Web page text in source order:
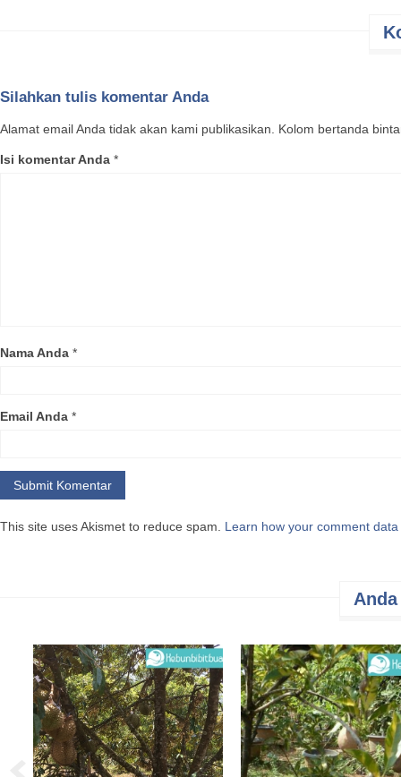
Silahkan tulis komentar Anda
Alamat email Anda tidak akan kami publikasikan. Kolom bertanda
Isi komentar Anda *
Nama Anda *
Email Anda *
This site uses Akismet to reduce spam. Learn how your comment